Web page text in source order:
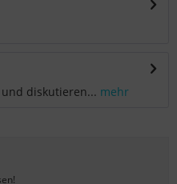
diskutieren... mehr